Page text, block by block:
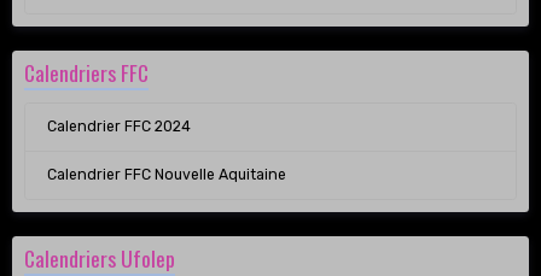
Calendriers FFC
Calendrier FFC 2024
Calendrier FFC Nouvelle Aquitaine
Calendriers Ufolep